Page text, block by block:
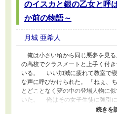
のイスカと銀の乙女と呼
か前の物語～
月城 亜希人
俺は小さい頃から同じ悪夢を
の高校でクラスメートと上手く付
いる。 いい加減に疲れて教室で
な声に呼びかけられた。 「ねぇ
とどことなく夢の中の登場人物に
いた。 俺はその女子生徒に強引
込まれる。 そこではフェリルア